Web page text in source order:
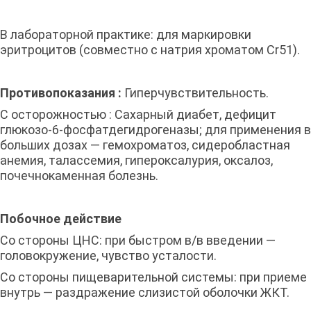
В лабораторной практике: для маркировки
эритроцитов (совместно с натрия хроматом Cr51).
Противопоказания : Гиперчувствительность.
С осторожностью : Сахарный диабет, дефицит
глюкозо-6-фосфатдегидрогеназы; для применения в
больших дозах — гемохроматоз, сидеробластная
анемия, талассемия, гипероксалурия, оксалоз,
почечнокаменная болезнь.
Побочное действие
Со стороны ЦНС: при быстром в/в введении —
головокружение, чувство усталости.
Со стороны пищеварительной системы: при приеме
внутрь — раздражение слизистой оболочки ЖКТ.